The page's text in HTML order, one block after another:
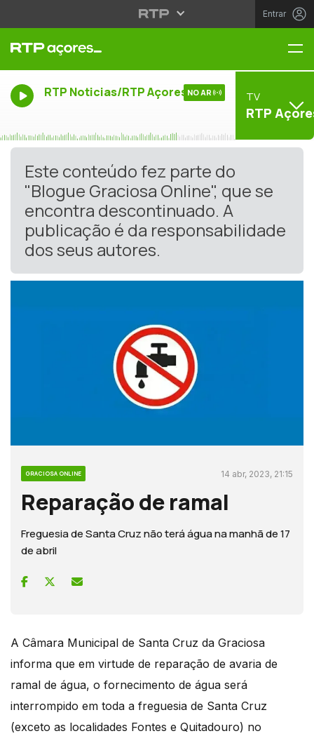
Entrar
RTP Noticias/RTP Açores NO AR TV
RTP
Este conteúdo fez parte do
"Blogue Graciosa Online", que se
encontra descontinuado. A
publicação é da responsabilidade
dos seus autores.
GRACIOSA ONLINE 14 abr, 2023, 21:15
Reparação de ramal
Freguesia de Santa Cruz não terá água na manhã de 17
de abril
A Câmara Municipal de Santa Cruz da Graciosa
informa que em virtude de reparação de avaria de
ramal de água, o fornecimento de água será
interrompido em toda a freguesia de Santa Cruz
(exceto as localidades Fontes e Quitadouro) no